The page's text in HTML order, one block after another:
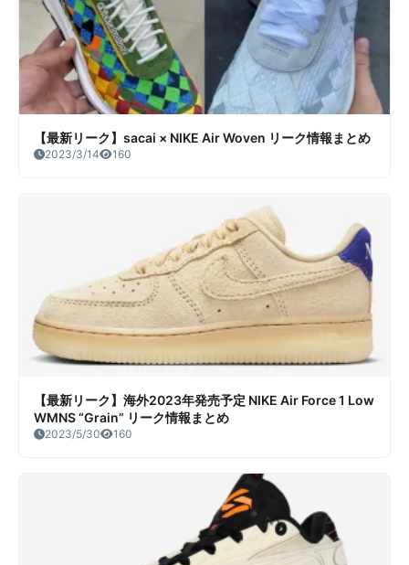
【最新リーク】sacai × NIKE Air Woven リーク情報まとめ
2023/3/14 160
【最新リーク】海外2023年発売予定 NIKE Air Force 1 Low
WMNS “Grain” リーク情報まとめ
2023/5/30 160